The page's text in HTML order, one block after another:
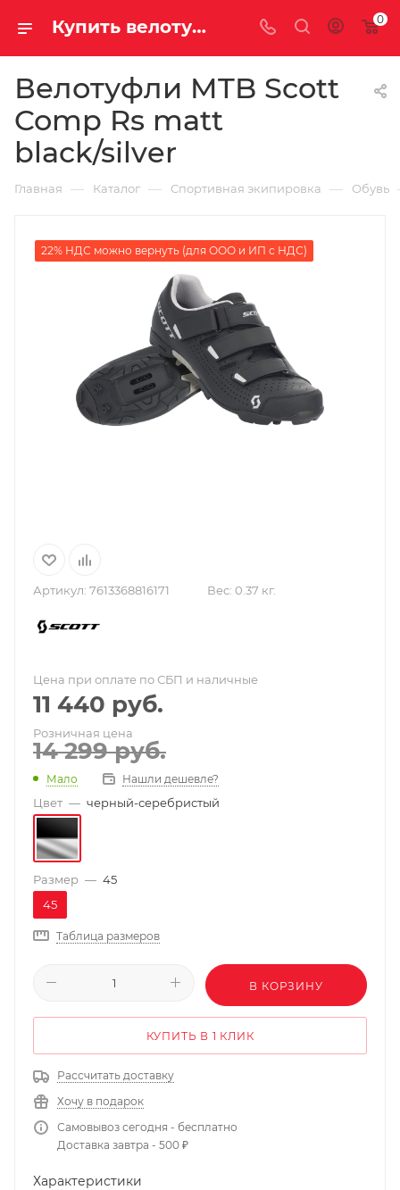
Купить велотуфли mtb scott comp rs matt black/silver у официального дилера за 9400.00000000 рублей 0
Велотуфли MTB Scott
Comp Rs matt
black/silver
Главная — Каталог — Спортивная экипировка — Обувь
22% НДС можно вернуть (для ООО и ИП с НДС)
Артикул: 7613368816171 Вес: 0.37 кг.
Цена при оплате по СБП и наличные
11 440 руб.
Розничная цена
14 299руб.
Мало Нашли дешевле?
Цвет — черный-серебристый
Размер — 45
45
Таблица размеров
В КОРЗИНУ
КУПИТЬ В 1 КЛИК
Рассчитать доставку
Хочу в подарок
Самовывоз сегодня - бесплатно
Доставка завтра - 500 ₽
Характеристики